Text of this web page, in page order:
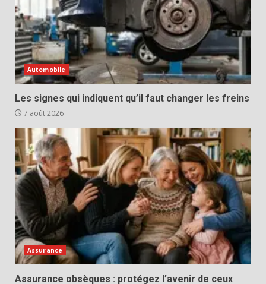
Automobile
Les signes qui indiquent qu’il faut changer les freins
7 août 2026
Assurance
Assurance obsèques : protégez l’avenir de ceux